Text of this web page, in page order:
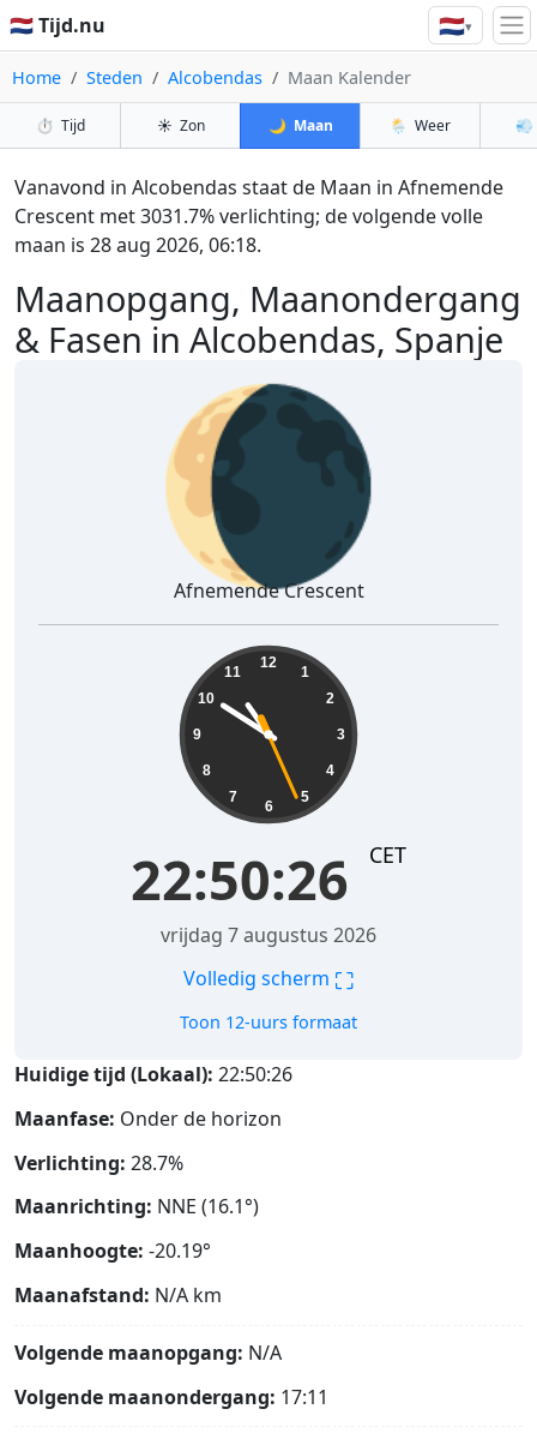
🇳🇱 Tijd.nu 🇳🇱▾
Home Steden Alcobendas Maan Kalender
⏱️ Tijd ☀️ Zon 🌙 Maan 🌦️ Weer 💨
Maanopgang, Maanondergang
& Fasen in Alcobendas, Spanje
Vanavond in Alcobendas staat de Maan in Afnemende
Crescent met 3031.7% verlichting; de volgende volle
maan is 28 aug 2026, 06:18.
🌘
Afnemende Crescent
12
1
2
3
4
5
6
7
8
9
10
11
22:50:26 CET
vrijdag 7 augustus 2026
Volledig scherm ⛶
Toon 12-uurs formaat
Huidige tijd (Lokaal): 22:50:26
Maanfase: Onder de horizon
Verlichting: 28.7%
Maanrichting: NNE (16.1°)
Maanhoogte: -20.19°
Maanafstand: N/A km
Volgende maanopgang: N/A
Volgende maanondergang: 17:11